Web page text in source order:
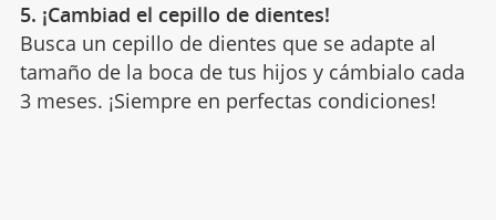
5. ¡Cambiad el cepillo de dientes!
Busca un cepillo de dientes que se adapte al
tamaño de la boca de tus hijos y cámbialo cada
3 meses. ¡Siempre en perfectas condiciones!